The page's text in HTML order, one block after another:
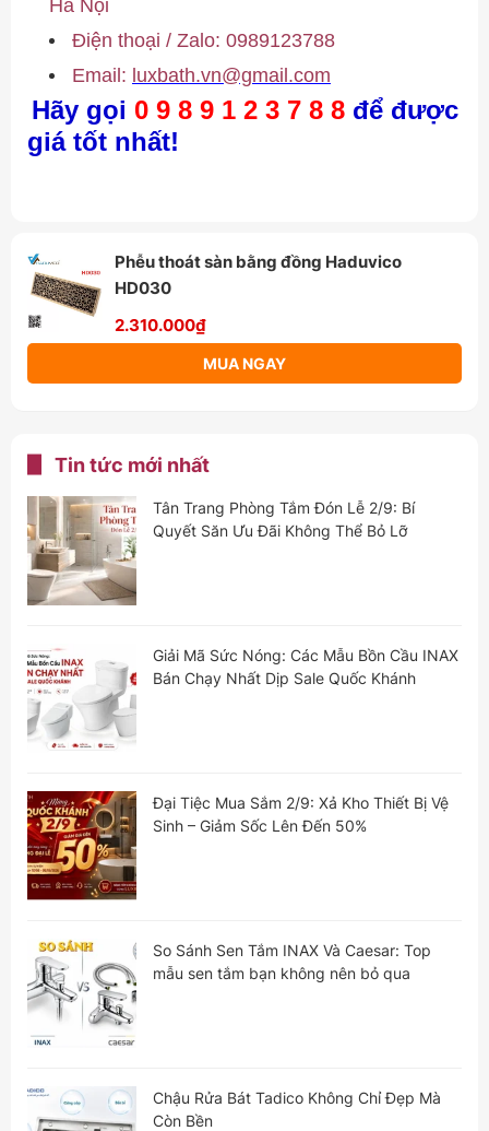
Hà Nội
Điện thoại / Zalo: 0989123788
Email: luxbath.vn@gmail.com
Hãy gọi 0 9 8 9 1 2 3 7 8 8 để được
giá tốt nhất!
Phễu thoát sàn bằng đồng Haduvico
HD030
2.310.000₫
MUA NGAY
Tin tức mới nhất
Tân Trang Phòng Tắm Đón Lễ 2/9: Bí
Quyết Săn Ưu Đãi Không Thể Bỏ Lỡ
Giải Mã Sức Nóng: Các Mẫu Bồn Cầu INAX
Bán Chạy Nhất Dịp Sale Quốc Khánh
Đại Tiệc Mua Sắm 2/9: Xả Kho Thiết Bị Vệ
Sinh – Giảm Sốc Lên Đến 50%
So Sánh Sen Tắm INAX Và Caesar: Top
mẫu sen tắm bạn không nên bỏ qua
Chậu Rửa Bát Tadico Không Chỉ Đẹp Mà
Còn Bền